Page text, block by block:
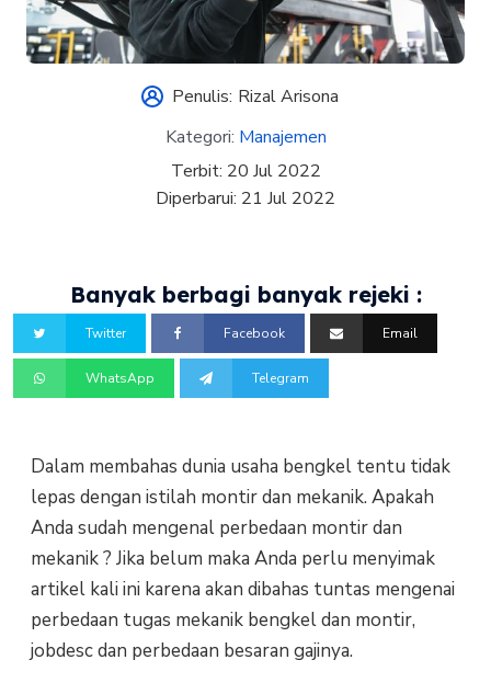
Penulis: Rizal Arisona
Kategori: Manajemen
Terbit: 20 Jul 2022
Diperbarui: 21 Jul 2022
Banyak berbagi banyak rejeki :
Twitter Facebook Email
WhatsApp Telegram
Dalam membahas dunia usaha bengkel tentu tidak
lepas dengan istilah montir dan mekanik. Apakah
Anda sudah mengenal perbedaan montir dan
mekanik ? Jika belum maka Anda perlu menyimak
artikel kali ini karena akan dibahas tuntas mengenai
perbedaan tugas mekanik bengkel dan montir,
jobdesc dan perbedaan besaran gajinya.